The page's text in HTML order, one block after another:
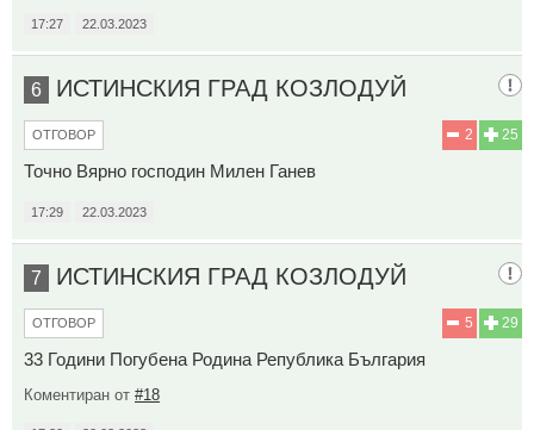
17:27 22.03.2023
6 ИСТИНСКИЯ ГРАД КОЗЛОДУЙ
25
2
ОТГОВОР
Точно Вярно господин Милен Ганев
17:29 22.03.2023
7 ИСТИНСКИЯ ГРАД КОЗЛОДУЙ
29
5
ОТГОВОР
33 Години Погубена Родина Република България
Коментиран от #18